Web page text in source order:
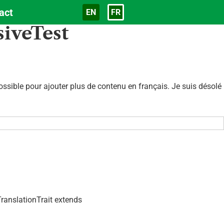
Langue
EN FR
pour ajouter plus de contenu en français. Je suis désolé
extends